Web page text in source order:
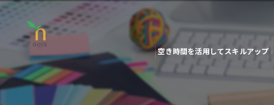
空き時間を活用してスキルアップ